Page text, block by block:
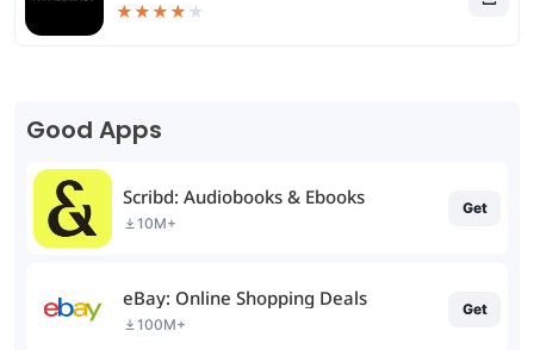
★★★★ ★
Good Apps
Scribd: Audiobooks & Ebooks
10M+
Get
eBay: Online Shopping Deals
100M+
Get